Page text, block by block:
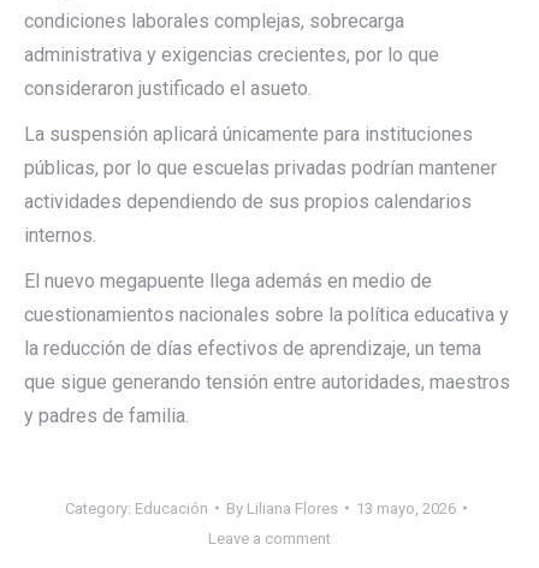
condiciones laborales complejas, sobrecarga
administrativa y exigencias crecientes, por lo que
consideraron justificado el asueto.
La suspensión aplicará únicamente para instituciones
públicas, por lo que escuelas privadas podrían mantener
actividades dependiendo de sus propios calendarios
internos.
El nuevo megapuente llega además en medio de
cuestionamientos nacionales sobre la política educativa y
la reducción de días efectivos de aprendizaje, un tema
que sigue generando tensión entre autoridades, maestros
y padres de familia.
Category: Educación By Liliana Flores
13 mayo, 2026
Leave a comment